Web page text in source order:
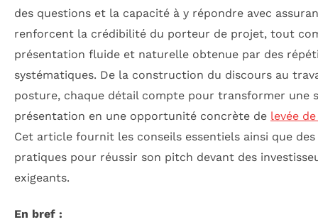
des questions et la capacité à y répondre avec
renforcent la crédibilité du porteur de projet, tout
présentation fluide et naturelle obtenue par des
systématiques. De la construction du discours au
posture, chaque détail compte pour transformer une
présentation en une opportunité concrète de levée
Cet article fournit les conseils essentiels ainsi que
pratiques pour réussir son pitch devant des
exigeants.
En bref :